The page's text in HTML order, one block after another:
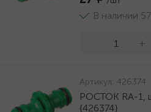
В наличии
+
Артикул: 426374
РОСТОК RA-1,
{426374}